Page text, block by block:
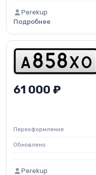
Perekup
Подробнее
a 8 5 8 x o
61 000 ₽
Переоформление
Обновлено
Perekup